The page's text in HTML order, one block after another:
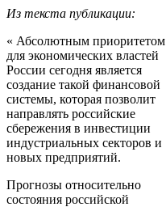
Из текста публикации:
« Абсолютным приоритетом
для экономических властей
России сегодня является
создание такой финансовой
системы, которая позволит
направлять российские
сбережения в инвестиции
индустриальных секторов и
новых предприятий.
Прогнозы относительно
состояния российской